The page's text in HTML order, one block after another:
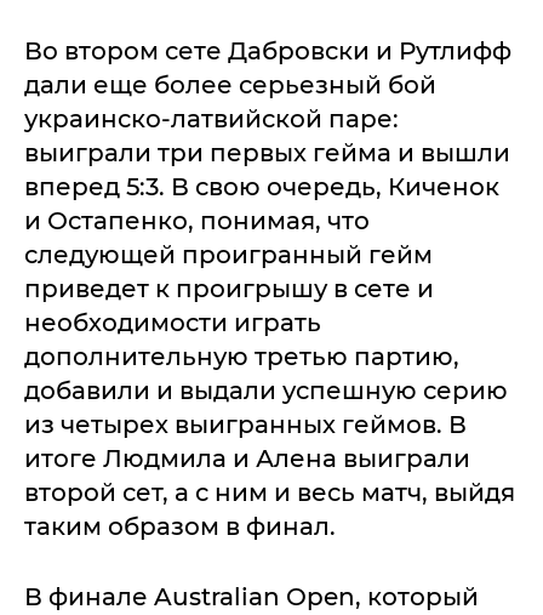
Во втором сете Дабровски и Рутлифф
дали еще более серьезный бой
украинско-латвийской паре:
выиграли три первых гейма и вышли
вперед 5:3. В свою очередь, Киченок
и Остапенко, понимая, что
следующей проигранный гейм
приведет к проигрышу в сете и
необходимости играть
дополнительную третью партию,
добавили и выдали успешную серию
из четырех выигранных геймов. В
итоге Людмила и Алена выиграли
второй сет, а с ним и весь матч, выйдя
таким образом в финал.
В финале Australian Open, который